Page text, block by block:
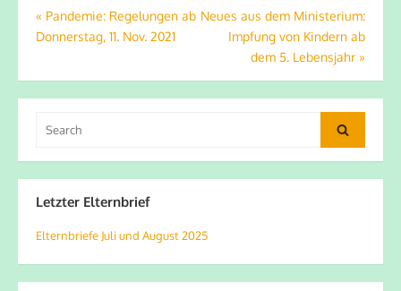
Beitragsnavigation
« Pandemie: Regelungen ab
Donnerstag, 11. Nov. 2021
Neues aus dem Ministerium:
Impfung von Kindern ab
dem 5. Lebensjahr »
for:
Search
Letzter Elternbrief
Elternbriefe Juli und August 2025